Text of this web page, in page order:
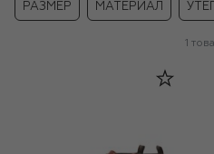
РАЗМЕР МАТЕРИАЛ
1